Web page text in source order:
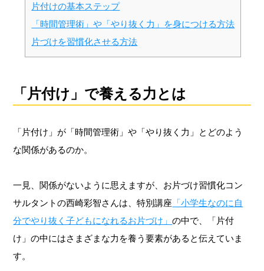
片付けの基本ステップ
「時間管理術」や「やり抜く力」を身につける方法
片づけを習慣化させる方法
「片付け」で養える力とは
「片付け」が「時間管理術」や「やり抜く力」とどのよう
な関係があるのか。
一見、関係がないように思えますが、お片づけ習慣化コン
サルタントの西崎彩智さんは、特別講座 「小学生なのに自
分でやり抜く子どもになれるお片づけ」の中で、「片付
け」の中にはさまざまな力を養う要素があると伝えていま
す。